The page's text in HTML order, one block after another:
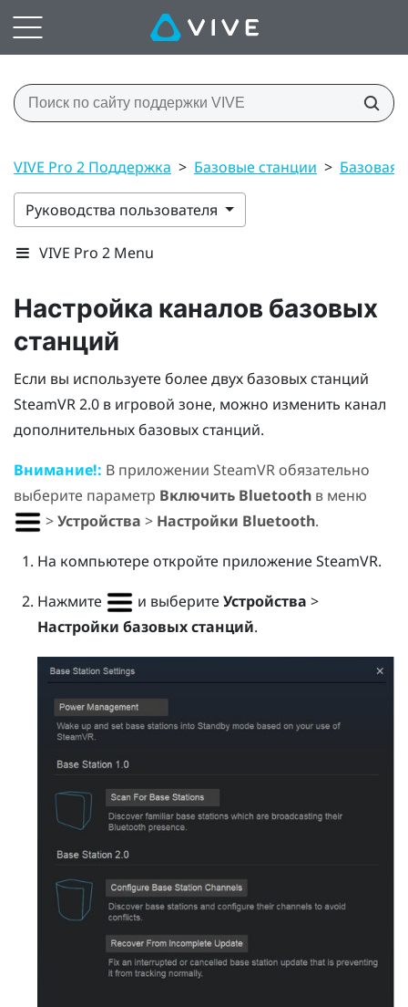
VIVE Pro 2 Поддержка > Базовые станции > Базовая
Руководства пользователя
VIVE Pro 2 Menu
Настройка каналов базовых
станций
Если вы используете более двух базовых станций
SteamVR2.0 в игровой зоне, можно изменить канал
дополнительных базовых станций.
Внимание!: В приложении SteamVRобязательно
выберите параметр Включить Bluetooth в меню
>Устройства > Настройки Bluetooth.
На компьютере откройте приложение SteamVR.
Нажмите
и выберите Устройства >
Настройки базовых станций.